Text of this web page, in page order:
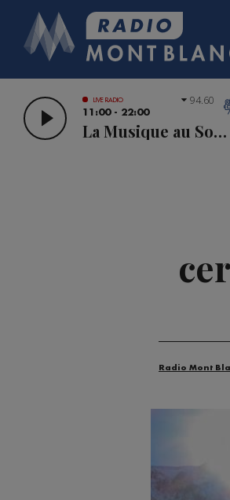
LIVE RADIO
11:00 - 22:00
La Musique au Sommet
94.60
Radio Mont